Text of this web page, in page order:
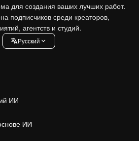
для создания ваших лучших работ.
подписчиков среди креаторов,
агентств и студий.
Pусский
ИИ
ИИ